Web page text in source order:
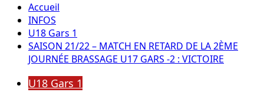
Accueil
INFOS
U18 Gars 1
SAISON 21/22 – MATCH EN RETARD DE LA 2ÈME
JOURNÉE BRASSAGE U17 GARS -2 : VICTOIRE
U18 Gars 1